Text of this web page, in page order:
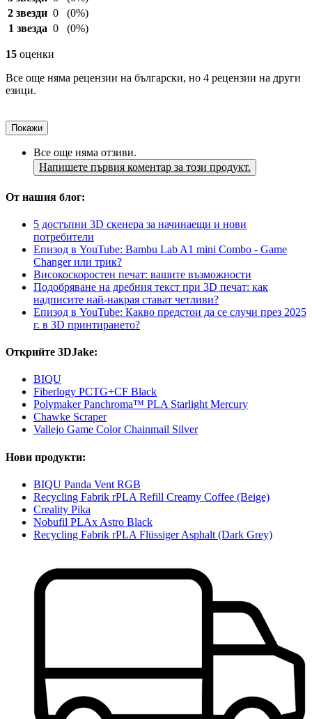
2 звезди 0
(0%)
1 звезда 0 (0%)
15 оценки
Все още няма рецензии на български, но 4 рецензии на други
езици.
Покажи
Все още няма отзиви.
Напишете първия коментар за този продукт.
От нашия блог:
5 достъпни 3D скенера за начинаещи и нови
потребители
Епизод в YouTube: Bambu Lab A1 mini Combo - Game
Changer или трик?
Високоскоростен печат: вашите възможности
Подобряване на дребния текст при 3D печат: как
надписите най-накрая стават четливи?
Епизод в YouTube: Какво предстои да се случи през 2025
г. в 3D принтирането?
Открийте 3DJake:
BIQU
Fiberlogy PCTG+CF Black
Polymaker Panchroma™ PLA Starlight Mercury
Chawke Scraper
Vallejo Game Color Chainmail Silver
Нови продукти:
BIQU Panda Vent RGB
Recycling Fabrik rPLA Refill Creamy Coffee (Beige)
Creality Pika
Nobufil PLAx Astro Black
Recycling Fabrik rPLA Flüssiger Asphalt (Dark Grey)